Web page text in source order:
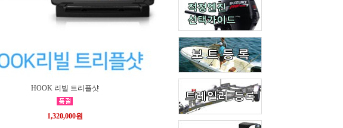
HOOK 리빌 트리플샷
1,320,000원